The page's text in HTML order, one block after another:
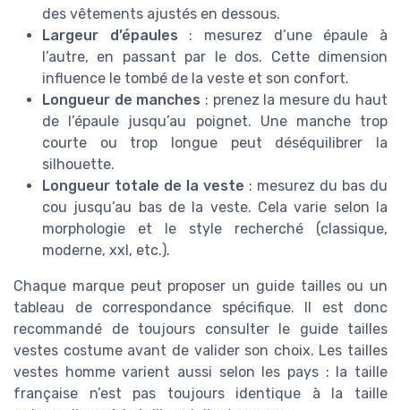
des vêtements ajustés en dessous.
Largeur d’épaules : mesurez d’une épaule à
l’autre, en passant par le dos. Cette dimension
influence le tombé de la veste et son confort.
Longueur de manches : prenez la mesure du haut
de l’épaule jusqu’au poignet. Une manche trop
courte ou trop longue peut déséquilibrer la
silhouette.
Longueur totale de la veste : mesurez du bas du
cou jusqu’au bas de la veste. Cela varie selon la
morphologie et le style recherché (classique,
moderne, xxl, etc.).
Chaque marque peut proposer un guide tailles ou un
tableau de correspondance spécifique. Il est donc
recommandé de toujours consulter le guide tailles
vestes costume avant de valider son choix. Les tailles
vestes homme varient aussi selon les pays : la taille
française n’est pas toujours identique à la taille